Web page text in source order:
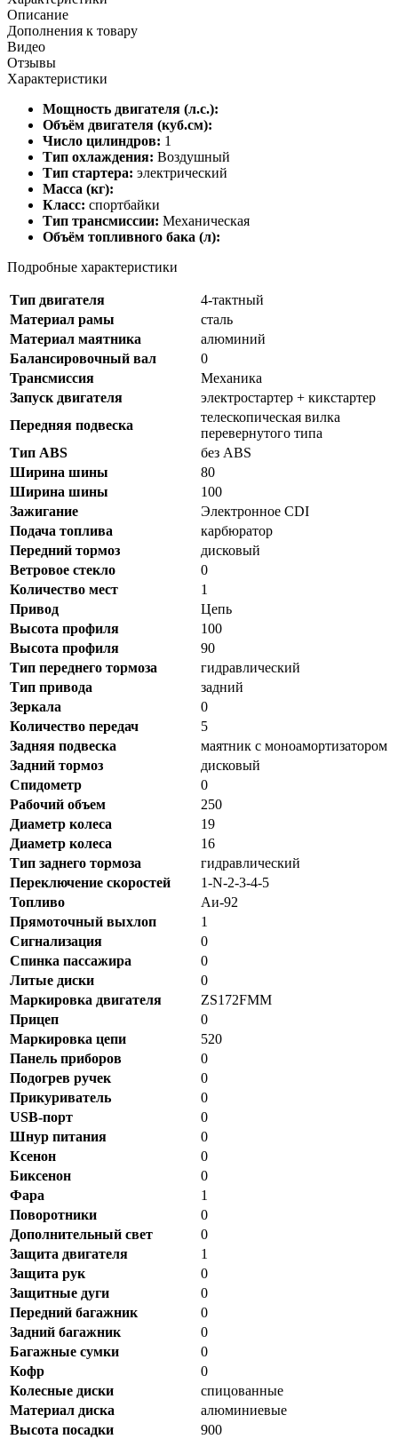
Описание
Дополнения к товару
Видео
Отзывы
Характеристики
Мощность двигателя (л.с.):
Объём двигателя (куб.см):
Число цилиндров: 1
Тип охлаждения: Воздушный
Тип стартера: электрический
Масса (кг):
Класс: спортбайки
Тип трансмиссии: Механическая
Объём топливного бака (л):
Подробные характеристики
Тип двигателя
4-тактный
Материал рамы
сталь
Материал маятника
алюминий
Балансировочный вал
0
Трансмиссия
Механика
Запуск двигателя
электростартер + кикстартер
Передняя подвеска
телескопическая вилка
перевернутого типа
Тип ABS
без ABS
Ширина шины
80
Ширина шины
100
Зажигание
Электронное CDI
Подача топлива
карбюратор
Передний тормоз
дисковый
Ветровое стекло
0
Количество мест
1
Привод
Цепь
Высота профиля
100
Высота профиля
90
Тип переднего тормоза
гидравлический
Тип привода
задний
Зеркала
0
Количество передач
5
Задняя подвеска
маятник с моноамортизатором
Задний тормоз
дисковый
Спидометр
0
Рабочий объем
250
Диаметр колеса
19
Диаметр колеса
16
Тип заднего тормоза
гидравлический
Переключение скоростей
1-N-2-3-4-5
Топливо
Аи-92
Прямоточный выхлоп
1
Сигнализация
0
Спинка пассажира
0
Литые диски
0
Маркировка двигателя
ZS172FMM
Прицеп
0
Маркировка цепи
520
Панель приборов
0
Подогрев ручек
0
Прикуриватель
0
USB-порт
0
Шнур питания
0
Ксенон
0
Биксенон
0
Фара
1
Поворотники
0
Дополнительный свет
0
Защита двигателя
1
Защита рук
0
Защитные дуги
0
Передний багажник
0
Задний багажник
0
Багажные сумки
0
Кофр
0
Колесные диски
спицованные
Материал диска
алюминиевые
Высота посадки
900